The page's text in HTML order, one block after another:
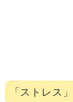
「ストレス